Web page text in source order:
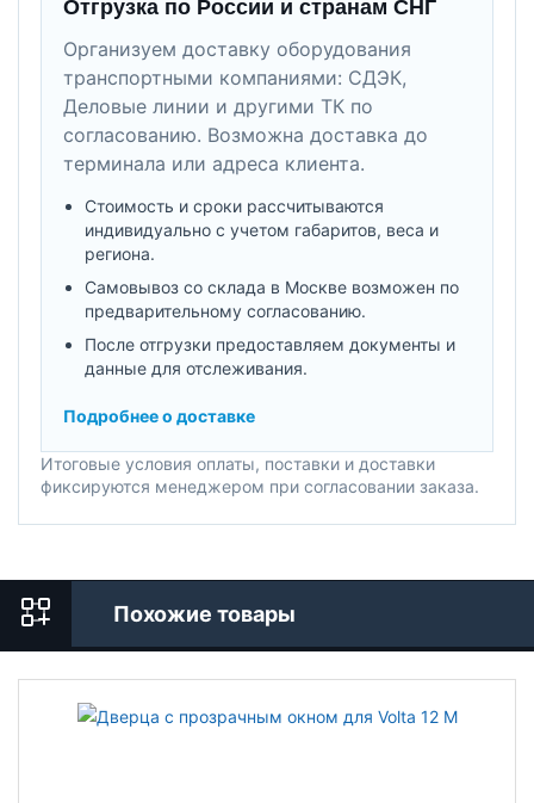
Отгрузка по России и странам СНГ
Организуем доставку оборудования
транспортными компаниями: СДЭК,
Деловые линии и другими ТК по
согласованию. Возможна доставка до
терминала или адреса клиента.
Стоимость и сроки рассчитываются
индивидуально с учетом габаритов, веса и
региона.
Самовывоз со склада в Москве возможен по
предварительному согласованию.
После отгрузки предоставляем документы и
данные для отслеживания.
Подробнее о доставке
Итоговые условия оплаты, поставки и доставки
фиксируются менеджером при согласовании заказа.
Похожие товары